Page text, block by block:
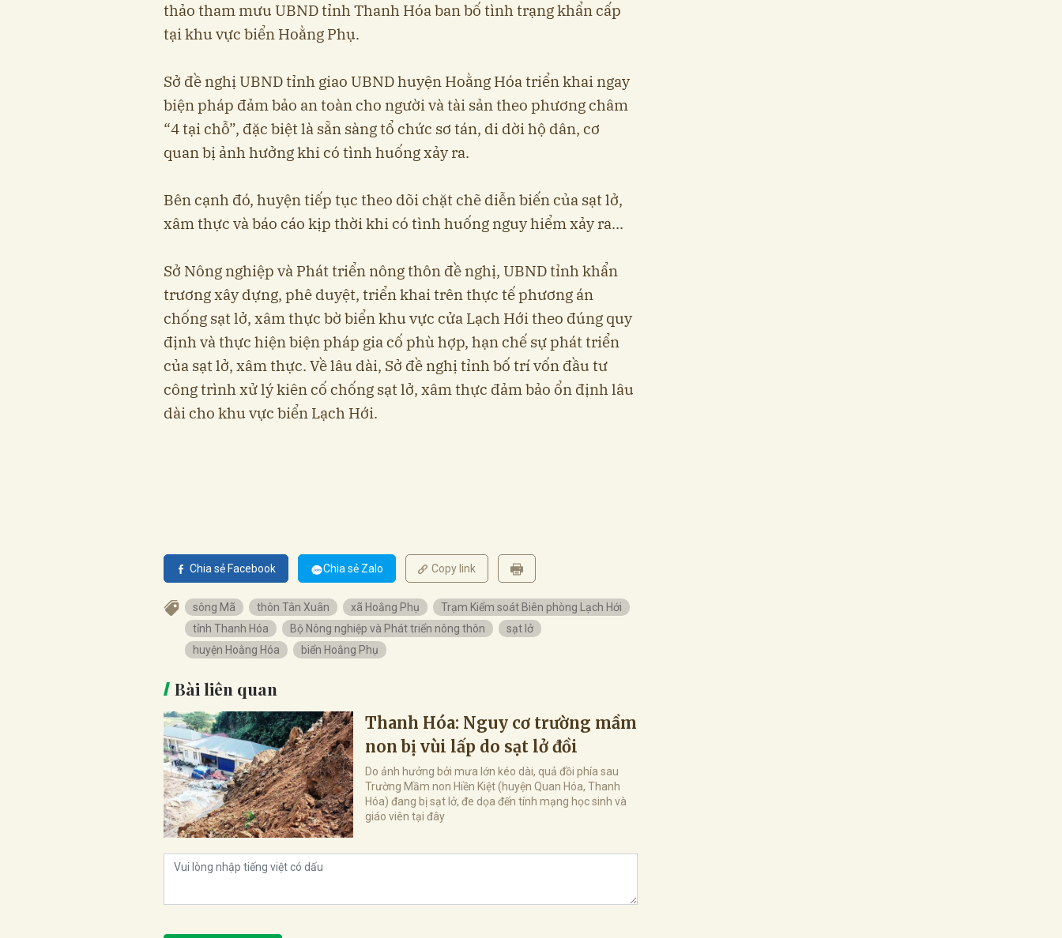
thảo tham mưu UBND tỉnh Thanh Hóa ban bố tình trạng khẩn cấp
tại khu vực biển Hoằng Phụ.
Sở đề nghị UBND tỉnh giao UBND huyện Hoằng Hóa triển khai ngay
biện pháp đảm bảo an toàn cho người và tài sản theo phương châm
“4 tại chỗ”, đặc biệt là sẵn sàng tổ chức sơ tán, di dời hộ dân, cơ
quan bị ảnh hưởng khi có tình huống xảy ra.
Bên cạnh đó, huyện tiếp tục theo dõi chặt chẽ diễn biến của sạt lở,
xâm thực và báo cáo kịp thời khi có tình huống nguy hiểm xảy ra...
Sở Nông nghiệp và Phát triển nông thôn đề nghị, UBND tỉnh khẩn
trương xây dựng, phê duyệt, triển khai trên thực tế phương án
chống sạt lở, xâm thực bờ biển khu vực cửa Lạch Hới theo đúng quy
định và thực hiện biện pháp gia cố phù hợp, hạn chế sự phát triển
của sạt lở, xâm thực. Về lâu dài, Sở đề nghị tỉnh bố trí vốn đầu tư
công trình xử lý kiên cố chống sạt lở, xâm thực đảm bảo ổn định lâu
dài cho khu vực biển Lạch Hới.
Chia sẻ Facebook Chia sẻ Zalo Copy link
sông Mã thôn Tân Xuân xã Hoằng Phụ
Trạm Kiểm soát Biên phòng Lạch Hới
tỉnh Thanh Hóa
Bộ Nông nghiệp và Phát triển nông thôn
sạt lở
huyện Hoằng Hóa
biển Hoằng Phụ
Bài liên quan
Thanh Hóa: Nguy cơ trường mầm
non bị vùi lấp do sạt lở đồi
Do ảnh hưởng bởi mưa lớn kéo dài, quả đồi phía sau
Trường Mầm non Hiền Kiệt (huyện Quan Hóa, Thanh
Hóa) đang bị sạt lở, đe dọa đến tính mạng học sinh và
giáo viên tại đây